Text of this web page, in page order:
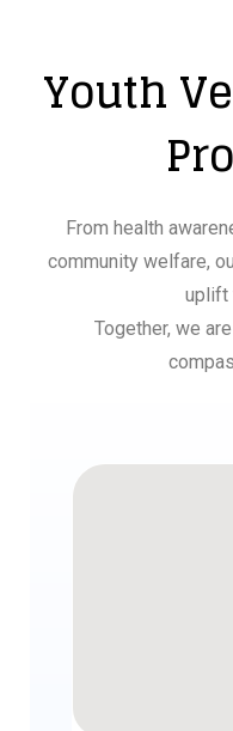
Youth
From health
community welfare,
uplift
Together, we